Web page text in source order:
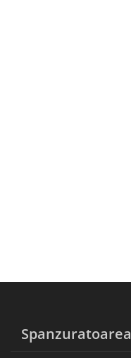
Spanzuratoarea